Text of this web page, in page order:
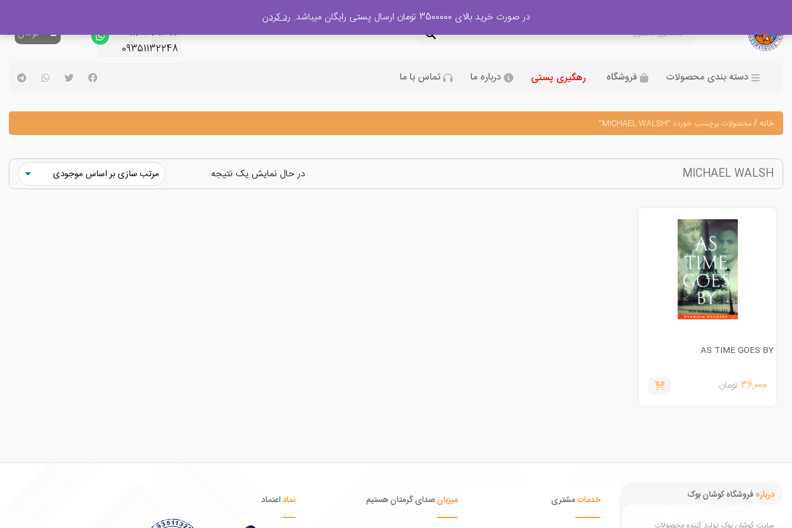
09120329397
09351132248
0تومان
دسته بندی محصولات فروشگاه رهگیری پستی درباره ما تماس با ما
خانه /محصولات برچسب خورده “MICHAEL WALSH”
MICHAEL WALSH در حال نمایش یک نتیجه
AS TIME GOES BY
36,000 تومان
درباره فروشگاه کوشان بوک خدماتمشتری میزبانصدای گرمتان هستیم نماداعتماد
در صورت خرید بالای 3500000 تومان ارسال پستی رایگان میباشد. رد کردن